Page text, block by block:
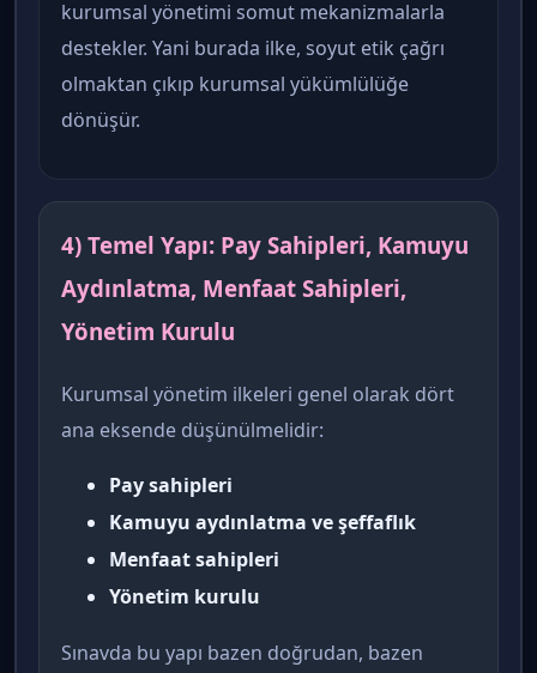
kurumsal yönetimi somut mekanizmalarla
destekler. Yani burada ilke, soyut etik çağrı
olmaktan çıkıp kurumsal yükümlülüğe
dönüşür.
4) Temel Yapı: Pay Sahipleri, Kamuyu
Aydınlatma, Menfaat Sahipleri,
Yönetim Kurulu
Kurumsal yönetim ilkeleri genel olarak dört
ana eksende düşünülmelidir:
Pay sahipleri
Kamuyu aydınlatma ve şeffaflık
Menfaat sahipleri
Yönetim kurulu
Sınavda bu yapı bazen doğrudan, bazen